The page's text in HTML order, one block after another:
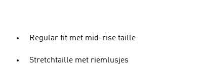
Regular fit met mid-rise taille
Stretchtaille met riemlusjes